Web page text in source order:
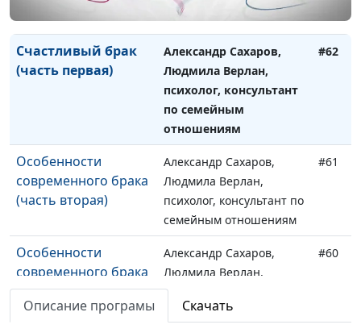
семейным отношениям
Счастливый брак
(часть первая)
Александр Сахаров,
Людмила Верлан,
психолог, консультант
по семейным
отношениям
#62
Особенности
современного брака
(часть вторая)
Александр Сахаров,
Людмила Верлан,
психолог, консультант по
семейным отношениям
#61
Особенности
современного брака
(часть первая)
Александр Сахаров,
Людмила Верлан,
психолог, консультант по
семейным отношениям
#60
Описание програмы Скачать